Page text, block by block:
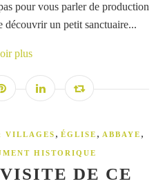
pour vous parler de production
découvrir un petit sanctuaire...
plus
VILLAGES , ÉGLISE , ABBAYE ,
HISTORIQUE
DE CE